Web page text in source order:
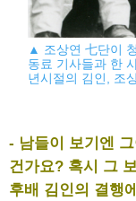
▲ 조상연 七단이
동료 기사들과 한
년시절의 김인, 조
- 남들이 보기엔
건가요? 혹시 그
후배 김인의 결행